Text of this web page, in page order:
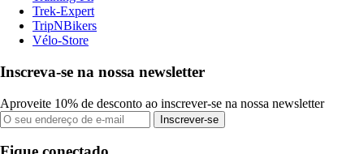
Trek-Expert
TripNBikers
Vélo-Store
Inscreva-se na nossa newsletter
Aproveite 10% de desconto ao inscrever-se na nossa newsletter
Inscrever-se